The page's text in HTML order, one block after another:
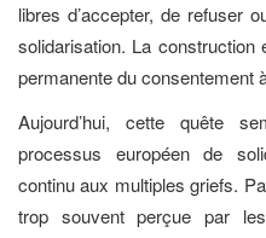
libres d’accepter, de refuser
solidarisation. La
permanente du consentement
Aujourd’hui, cette quête
processus européen de
continu aux multiples griefs.
trop souvent perçue par